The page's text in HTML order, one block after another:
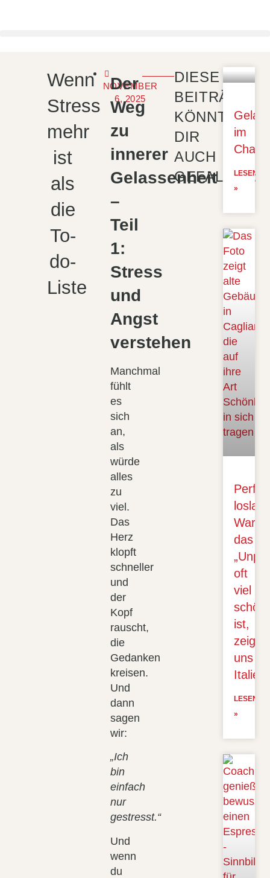
Wenn
Stress
mehr
ist
als
die
To-
do-
Liste
NOVEMBER
6, 2025
Der
Weg
zu
innerer
Gelassenheit
–
Teil
1:
Stress
und
Angst
verstehen
Manchmal
fühlt
es
sich
an,
als
würde
alles
zu
viel.
Das
Herz
klopft
schneller
und
der
Kopf
rauscht,
die
Gedanken
kreisen.
Und
dann
sagen
wir:
„Ich
bin
einfach
nur
gestresst.“
Und
wenn
du
DIESE
BEITRÄGE
KÖNNTEN
DIR
AUCH
GEFALLEN:
im
Chaos
LESEN
»
das
oft
viel
ist,
zeigt
uns
Italien
LESEN
»